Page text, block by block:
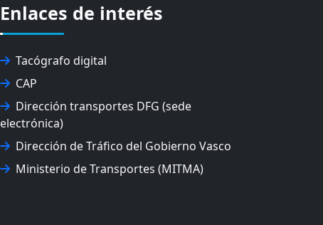
Enlaces de interés
Tacógrafo digital
CAP
Dirección transportes DFG (sede
electrónica)
Dirección de Tráfico del Gobierno Vasco
Ministerio de Transportes (MITMA)